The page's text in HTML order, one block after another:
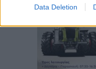
Data Deletion